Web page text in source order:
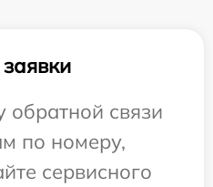
связи
по номеру,
сервисного